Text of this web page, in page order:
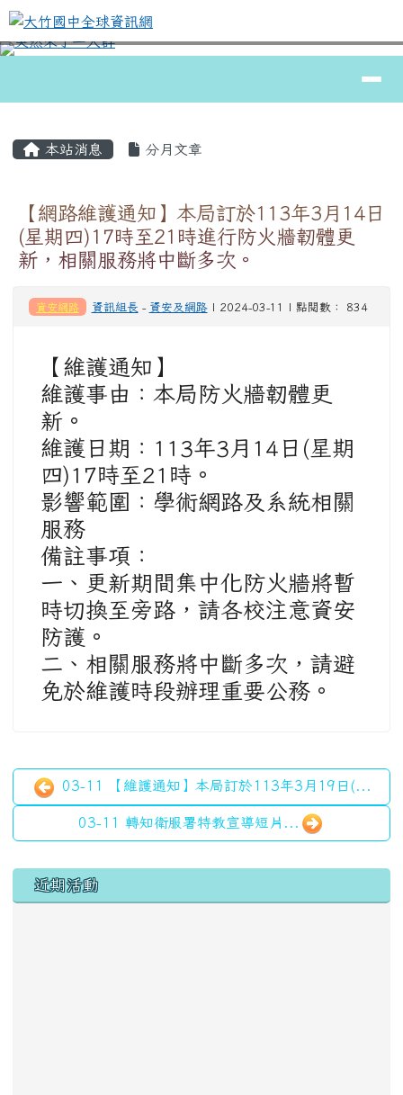
跳至主內容區
大竹國中全球資訊網
⏸
本站消息 分月文章
【網路維護通知】本局訂於113年3月14日
(星期四)17時至21時進行防火牆韌體更
新，相關服務將中斷多次。
資安網路 資訊組長 - 資安及網路| 2024-03-11 | 點閱數： 834
【維護通知】
維護事由：本局防火牆韌體更
新。
維護日期：113年3月14日(星期
四)17時至21時。
影響範圍：學術網路及系統相關
服務
備註事項：
一、更新期間集中化防火牆將暫
時切換至旁路， 請各校注意資安
防護。
二、相關服務將中斷多次，請避
免於維護時段辦理重要公務。
03-11 【維護通知】本局訂於113年3月19日(...
03-11 轉知衛服署特教宣導短片...
左邊區域內容
近期活動